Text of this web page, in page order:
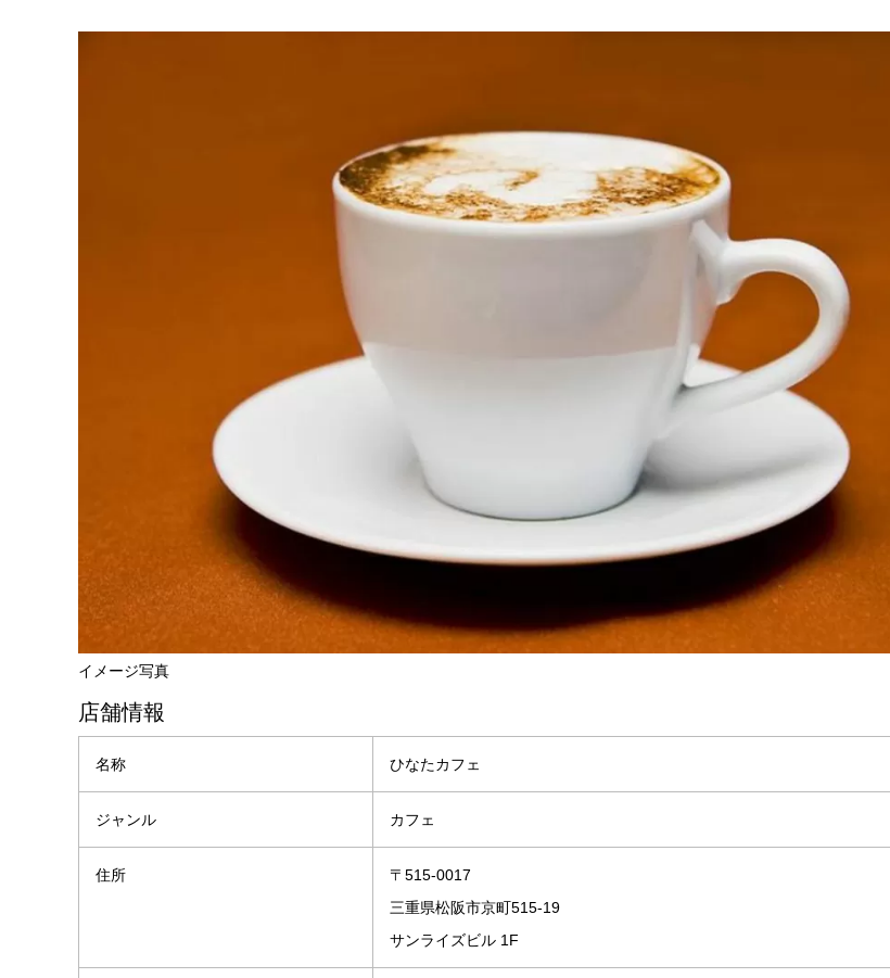
イメージ写真
店舗情報
名称 ひなたカフェ
ジャンル カフェ
住所
〒515-0017
三重県松阪市京町515-19
サンライズビル 1F